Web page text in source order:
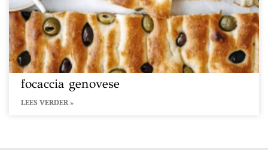
focaccia genovese
LEES VERDER »